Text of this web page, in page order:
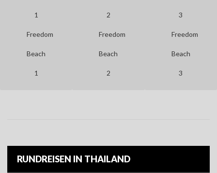
Freedom
Beach
1
Freedom
Beach
2
Freedom
Beach
3
RUNDREISEN IN THAILAND